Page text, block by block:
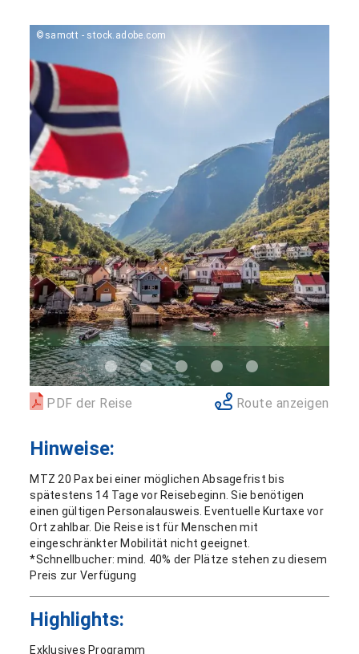
©samott - stock.adobe.com
PDF der Reise Route anzeigen
Hinweise:
MTZ 20 Pax bei einer möglichen Absagefrist bis
spätestens 14 Tage vor Reisebeginn. Sie benötigen
einen gültigen Personalausweis. Eventuelle Kurtaxe vor
Ort zahlbar. Die Reise ist für Menschen mit
eingeschränkter Mobilität nicht geeignet.
*Schnellbucher: mind. 40% der Plätze stehen zu diesem
Preis zur Verfügung
Highlights:
Exklusives Programm